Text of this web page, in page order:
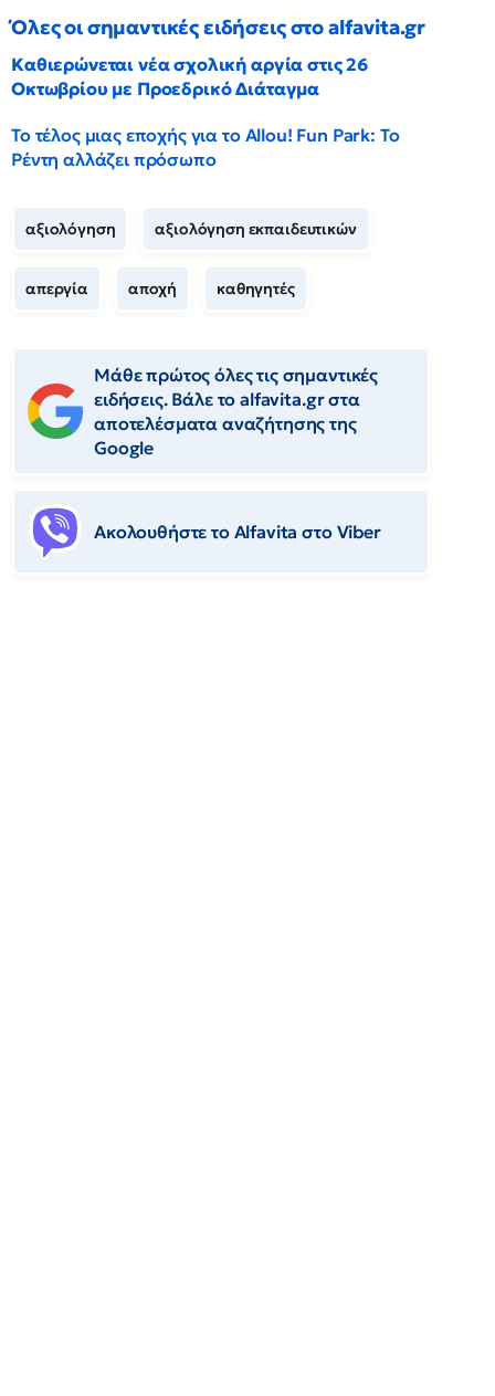
Όλες οι σημαντικές ειδήσεις στο alfavita.gr
Καθιερώνεται νέα σχολική αργία στις 26
Οκτωβρίου με Προεδρικό Διάταγμα
Το τέλος μιας εποχής για το Allou! Fun Park: Το
Ρέντη αλλάζει πρόσωπο
αξιολόγηση αξιολόγηση εκπαιδευτικών
απεργία αποχή καθηγητές
Μάθε πρώτος όλες τις σημαντικές
ειδήσεις. Βάλε το alfavita.gr στα
αποτελέσματα αναζήτησης της
Google
Ακολουθήστε το Αlfavita στο Viber